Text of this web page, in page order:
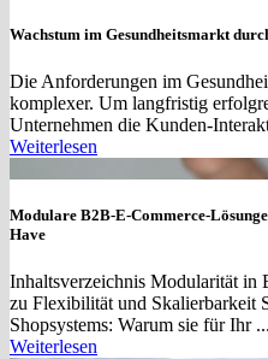
Wachstum im Gesundheitsmarkt
Die Anforderungen im
komplexer. Um langfristig
Unternehmen die Kunden-
Weiterlesen
Modulare B2B-E-Commerce-
Have
Inhaltsverzeichnis Modularität in
zu Flexibilität und Skalierbarkeit
Shopsystems: Warum sie für Ihr ...
Weiterlesen